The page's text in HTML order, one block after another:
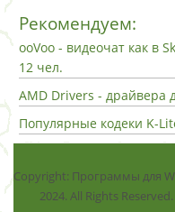
Рекомендуем:
ooVoo - видеочат как в
12 чел.
AMD Drivers - драйвера
Популярные кодеки K-
Copyright: Программы для
2024. All Rights